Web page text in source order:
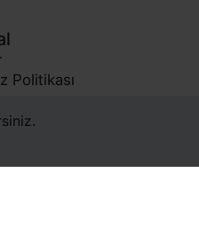
Politikası
Politikası